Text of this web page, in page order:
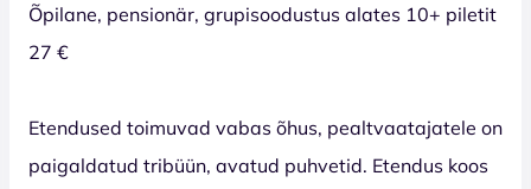
Õpilane, pensionär, grupisoodustus alates 10+ piletit
27 €
Etendused toimuvad vabas õhus, pealtvaatajatele on
paigaldatud tribüün, avatud puhvetid. Etendus koos